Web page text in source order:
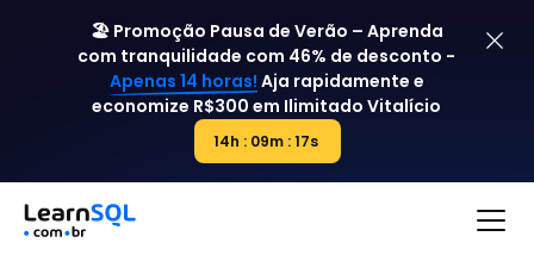
🏖️ Promoção Pausa de Verão – Aprenda
com tranquilidade com 46% de desconto -
Apenas 14 horas! Aja rapidamente e
economize R$300 em Ilimitado Vitalício
14h : 09m : 16s
14h : 00m : 00s